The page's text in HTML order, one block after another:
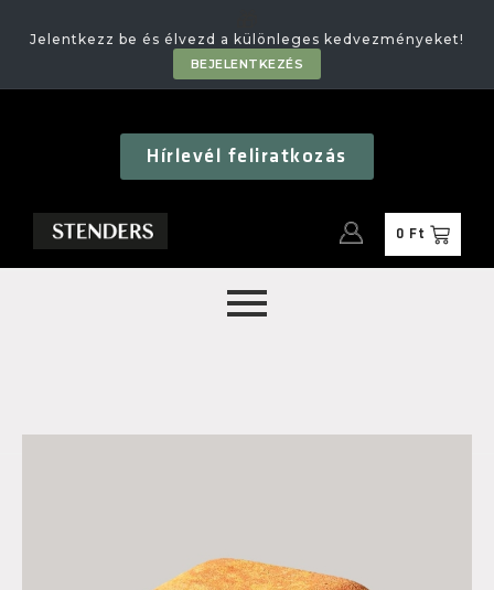
Jelentkezz be és élvezd a különleges kedvezményeket!
BEJELENTKEZÉS
Hírlevél feliratkozás
0 Ft